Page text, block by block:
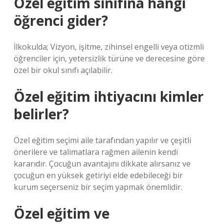
öğrenci gider?
İlkokulda; Vizyon, işitme, zihinsel engelli veya otizmli
öğrenciler için, yetersizlik türüne ve derecesine göre
özel bir okul sınıfı açılabilir.
Özel eğitim ihtiyacını kimler
belirler?
Özel eğitim seçimi aile tarafından yapılır ve çeşitli
önerilere ve talimatlara rağmen ailenin kendi
kararıdır. Çocuğun avantajını dikkate alırsanız ve
çocuğun en yüksek getiriyi elde edebileceği bir
kurum seçerseniz bir seçim yapmak önemlidir.
Özel eğitim ve